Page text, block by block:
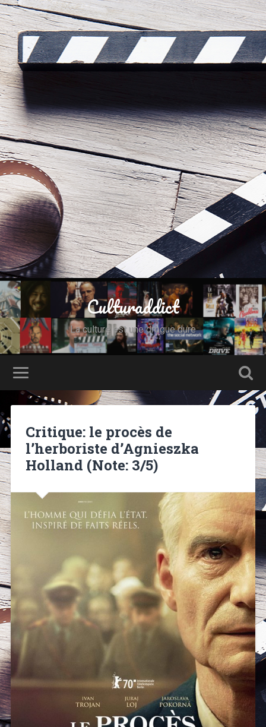
Culturaddict
La culture est une drogue dure
Critique: le procès de
l’herboriste d’Agnieszka
Holland (Note: 3/5)